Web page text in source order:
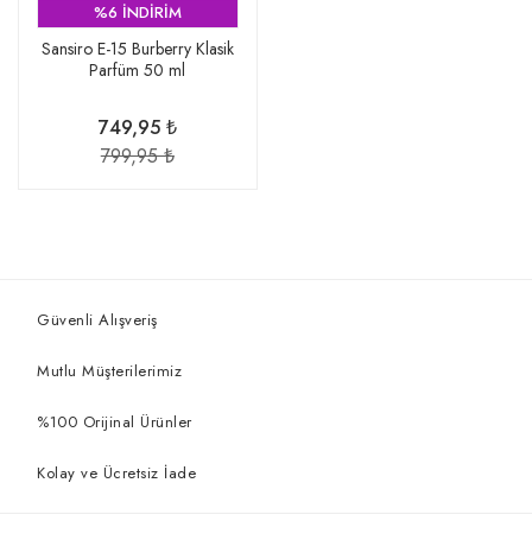
%6 İNDİRİM
Sansiro E-15 Burberry Klasik
Parfüm 50 ml
749,95 ₺
799,95 ₺
Güvenli Alışveriş
Mutlu Müşterilerimiz
%100 Orijinal Ürünler
Kolay ve Ücretsiz İade